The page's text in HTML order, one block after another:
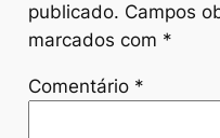
publicado. Campos
marcados com *
Comentário *